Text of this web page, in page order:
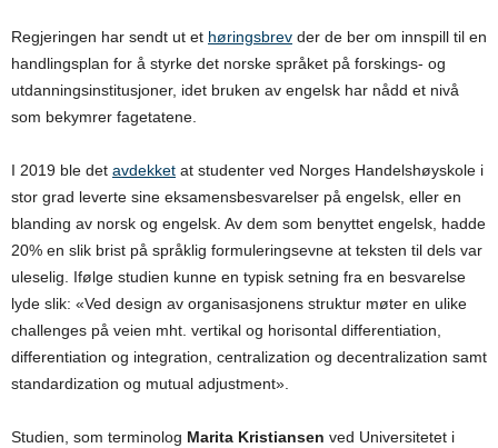
Regjeringen har sendt ut et høringsbrev der de ber om innspill til en
handlingsplan for å styrke det norske språket på forskings- og
utdanningsinstitusjoner, idet bruken av engelsk har nådd et nivå
som bekymrer fagetatene.
I 2019 ble det avdekket at studenter ved Norges Handelshøyskole i
stor grad leverte sine eksamensbesvarelser på engelsk, eller en
blanding av norsk og engelsk. Av dem som benyttet engelsk, hadde
20% en slik brist på språklig formuleringsevne at teksten til dels var
uleselig. Ifølge studien kunne en typisk setning fra en besvarelse
lyde slik: «Ved design av organisasjonens struktur møter en ulike
challenges på veien mht. vertikal og horisontal differentiation,
differentiation og integration, centralization og decentralization samt
standardization og mutual adjustment».
Studien, som terminolog Marita Kristiansen ved Universitetet i